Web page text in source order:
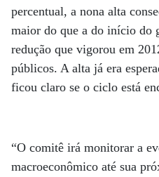
percentual, a nona alta
maior do que a do início do
redução que vigorou em
públicos. A alta já era
ficou claro se o ciclo está
“O comitê irá monitorar a
macroeconômico até sua